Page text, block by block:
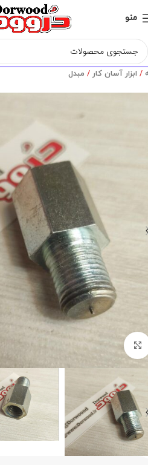
منو
ابزار آسان کار مبدل
برای بزرگنمایی کلیک کنید